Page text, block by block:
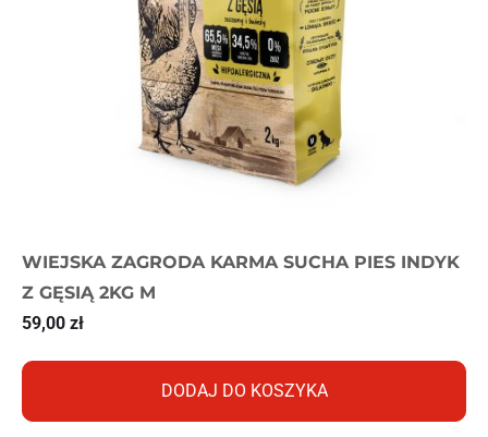
WIEJSKA ZAGRODA KARMA SUCHA PIES INDYK
Z GĘSIĄ 2KG M
59,00 zł
DODAJ DO KOSZYKA